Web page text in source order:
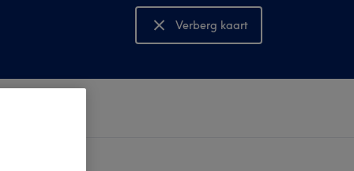
Verberg kaart
Bekijk kaart